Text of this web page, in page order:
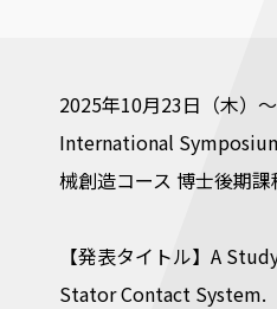
2025年10月23日（木）
International
械創造コース 博士後期
【発表タイトル】A
Stator Contact System.